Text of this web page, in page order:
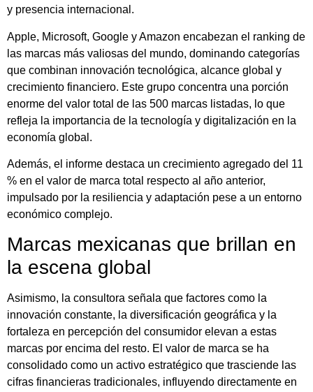
y presencia internacional.
Apple, Microsoft, Google y Amazon encabezan el ranking de
las marcas más valiosas del mundo, dominando categorías
que combinan innovación tecnológica, alcance global y
crecimiento financiero. Este grupo concentra una porción
enorme del valor total de las 500 marcas listadas, lo que
refleja la importancia de la tecnología y digitalización en la
economía global.
Además, el informe destaca un crecimiento agregado del 11
% en el valor de marca total respecto al año anterior,
impulsado por la resiliencia y adaptación pese a un entorno
económico complejo.
Marcas mexicanas que brillan en
la escena global
Asimismo, la consultora señala que factores como la
innovación constante, la diversificación geográfica y la
fortaleza en percepción del consumidor elevan a estas
marcas por encima del resto. El valor de marca se ha
consolidado como un activo estratégico que trasciende las
cifras financieras tradicionales, influyendo directamente en